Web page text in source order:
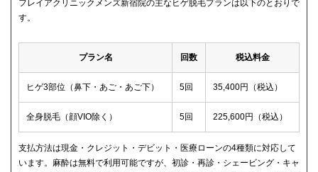
フレイアクリニックメンズ新宿院の主なヒゲ脱毛プランは以下のとおりで
す。
プラン名 回数 税込料金
ヒゲ3部位（鼻下・あご・あご下） 5回 35,400円（税込）
全身脱毛（顔VIO除く） 5回 225,600円（税込）
支払方法は現金・クレジット・デビット・医療ローンの4種類に対応して
います。麻酔は無料で利用可能ですが、初診・再診・シェービング・キャ